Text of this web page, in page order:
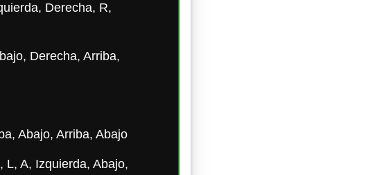
Derecha, R,
Derecha, Arriba,
Abajo, Arriba, Abajo
L, A, Izquierda, Abajo,